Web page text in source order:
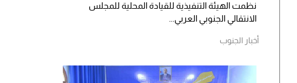
نظمت الهيئة التنفيذية للقيادة المحلية للمجلس
الانتقالي الجنوبي العربي...
أخبار الجنوب